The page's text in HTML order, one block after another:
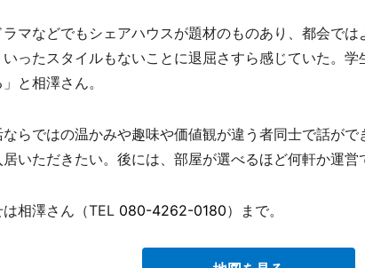
マなどでもシェアハウスが題材のものあり、都会では
ったスタイルもないことに退屈さすら感じていた。
と相澤さん。
らではの温かみや趣味や価値観が違う者同士で話がで
いただきたい。後には、部屋が選べるほど何軒か運営
相澤さん（TEL 080-4262-0180）まで。